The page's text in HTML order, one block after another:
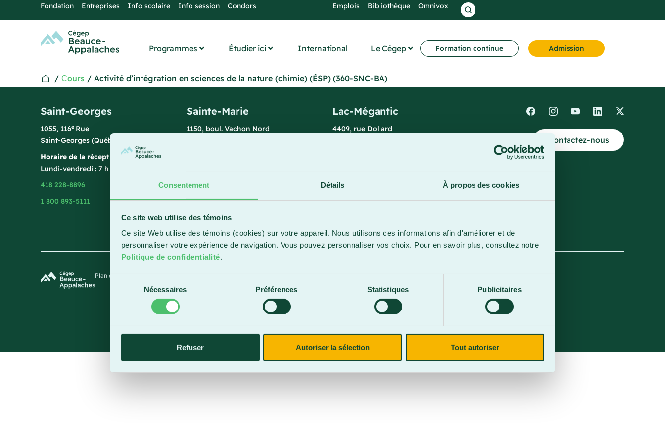
Consentement Détails À propos des cookies
Ce site web utilise des témoins
Ce site Web utilise des témoins (cookies) sur votre appareil. Nous utilisons ces informations afin d'améliorer et de
personnaliser votre expérience de navigation. Vous pouvez personnaliser vos choix. Pour en savoir plus, consultez notre
Politique de confidentialité.
Sélection
consentement
Nécessaires Préférences Statistiques Publicitaires
Refuser Autoriser la sélection Tout autoriser
Fondation Entreprises Info scolaire Info session Condors Emplois Bibliothèque Omnivox
Programmes Étudier ici International Le Cégep Formation continue Admission
/ Сours / Activité d’intégration en sciences de la nature (chimie) (ÉSP) (360-SNC-BA)
Saint-Georges
1055, 116e Rue
Saint-Georges (Québec) G5Y 3G1
Horaire de la réception
Lundi-vendredi : 7 h 45 à 15 h 45
418 228-8896
1 800 893-5111
Sainte-Marie
1150, boul. Vachon Nord
418 387-8896
Lac-Mégantic
4409, rue Dollard
819 583-5432
Contactez-nous
Plan du siteTermes et conditionsPolitique de confidentialitéSite web parParkour3 Expert HubSpot